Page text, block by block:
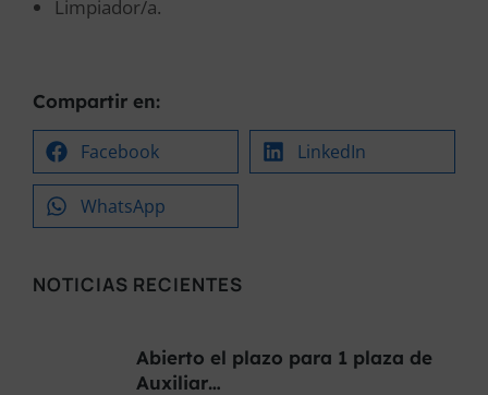
Limpiador/a.
Compartir en:
Facebook LinkedIn
WhatsApp
NOTICIAS RECIENTES
Abierto el plazo para 1 plaza de
Auxiliar…